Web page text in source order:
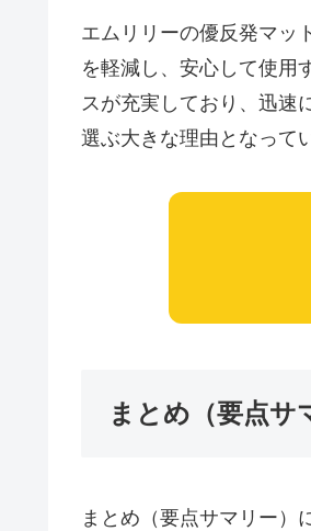
エムリリーの優反発マッ
を軽減し、安心して使用
スが充実しており、迅速
選ぶ大きな理由となって
まとめ（要点サ
まとめ（要点サマリー）